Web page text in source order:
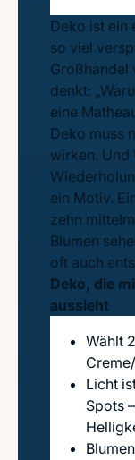
Deko ist ein
so viel
Großhandel
denkt:
eine
Deko muss
wirken. Und
ein Motiv.
zehn
Blumen
oft auch
Deko, die
aussieht
Wählt
Licht
Spots